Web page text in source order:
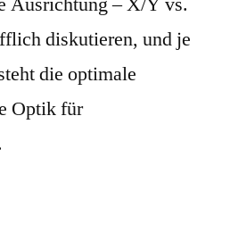
diskutieren, und je
die optimale
Optik für